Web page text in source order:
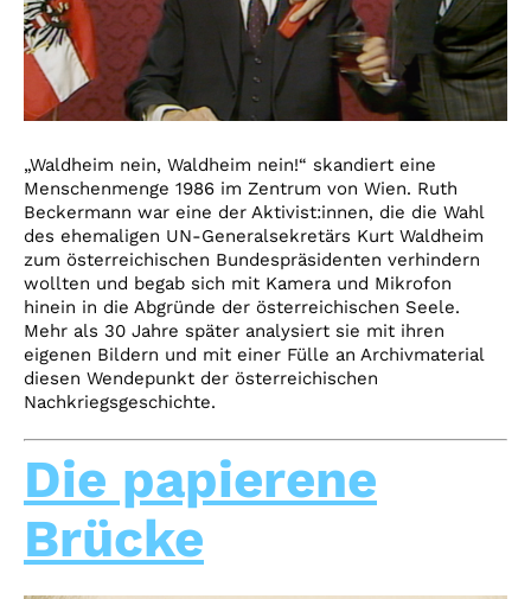
„Waldheim nein, Waldheim nein!“ skandiert eine
Menschenmenge 1986 im Zentrum von Wien. Ruth
Beckermann war eine der Aktivist:innen, die die Wahl
des ehemaligen UN-Generalsekretärs Kurt Waldheim
zum österreichischen Bundespräsidenten verhindern
wollten und begab sich mit Kamera und Mikrofon
hinein in die Abgründe der österreichischen Seele.
Mehr als 30 Jahre später analysiert sie mit ihren
eigenen Bildern und mit einer Fülle an Archivmaterial
diesen Wendepunkt der österreichischen
Nachkriegsgeschichte.
Die papierene
Brücke